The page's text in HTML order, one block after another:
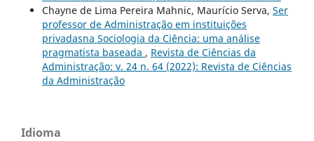
Chayne de Lima Pereira Mahnic, Maurício Serva, Ser
professor de Administração em instituições
privadasna Sociologia da Ciência: uma análise
pragmatista baseada , Revista de Ciências da
Administração: v. 24 n. 64 (2022): Revista de Ciências
da Administração
Idioma